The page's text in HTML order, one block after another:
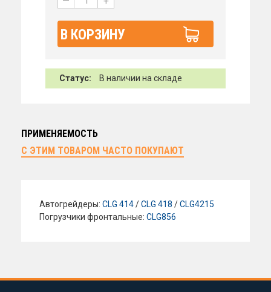
В КОРЗИНУ
Статус: В наличии на складе
ПРИМЕНЯЕМОСТЬ
С ЭТИМ ТОВАРОМ ЧАСТО ПОКУПАЮТ
Автогрейдеры: CLG 414/CLG 418 /CLG4215
Погрузчики фронтальные: CLG856